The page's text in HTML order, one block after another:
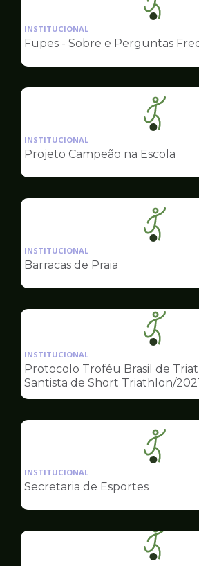
Ilustração
da
pagina
INSTITUCIONAL
Fupes - Sobre e Perguntas
Ilustração
da
pagina
INSTITUCIONAL
Projeto Campeão na Escola
Ilustração
da
INSTITUCIONAL
Barracas de Praia
Ilustração
da
pagina
de
INSTITUCIONAL
Protocolo Troféu Brasil de
Santista de Short Triathlon/
Ilustração
da
INSTITUCIONAL
Secretaria de Esportes
Ilustração